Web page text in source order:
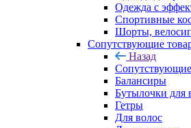
Одежда с
Спортивные
Шорты,
Сопутствующие
Назад
Балансиры
Бутылочки для
Гетры
Для волос